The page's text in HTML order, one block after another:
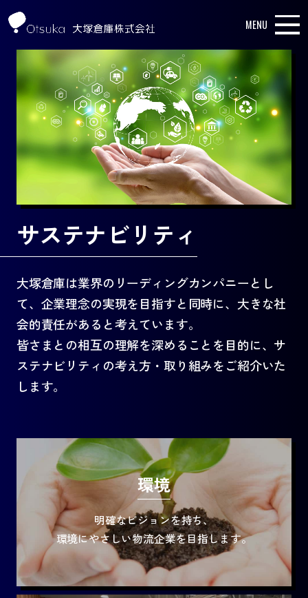
MENU
サステナビリティ
大塚倉庫は業界のリーディングカンパニーとし
て、企業理念の実現を目指すと同時に、大きな社
会的責任があると考えています。
皆さまとの相互の理解を深めることを目的に、サ
ステナビリティの考え方・取り組みをご紹介いた
します。
環境
明確なビジョンを持ち、
環境にやさしい物流企業を目指します。